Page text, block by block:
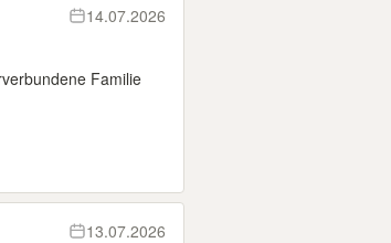
14.07.2026
Familie
13.07.2026